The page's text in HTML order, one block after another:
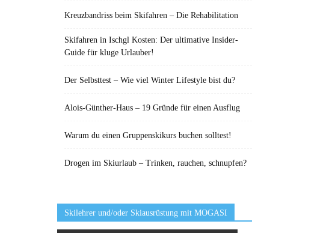
Kreuzbandriss beim Skifahren – Die Rehabilitation
Skifahren in Ischgl Kosten: Der ultimative Insider-
Guide für kluge Urlauber!
Der Selbsttest – Wie viel Winter Lifestyle bist du?
Alois-Günther-Haus – 19 Gründe für einen Ausflug
Warum du einen Gruppenskikurs buchen solltest!
Drogen im Skiurlaub – Trinken, rauchen, schnupfen?
Skilehrer und/oder Skiausrüstung mit MOGASI